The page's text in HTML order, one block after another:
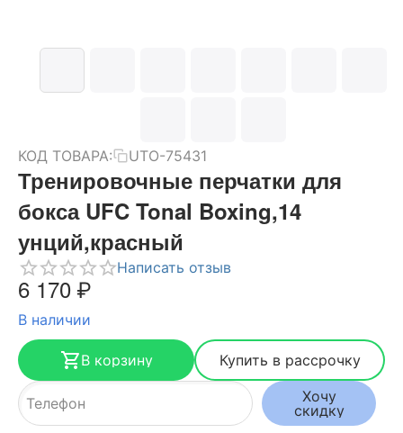
КОД ТОВАРА: UTO-75431
Тренировочные перчатки для
бокса UFC Tonal Boxing,14
унций,красный
Написать отзыв
6 170₽
В наличии
В корзину
Купить в рассрочку
Хочу
скидку